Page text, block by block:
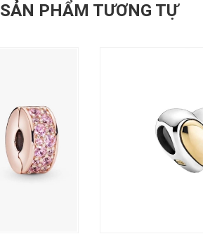
SẢN PHẨM TƯƠNG TỰ